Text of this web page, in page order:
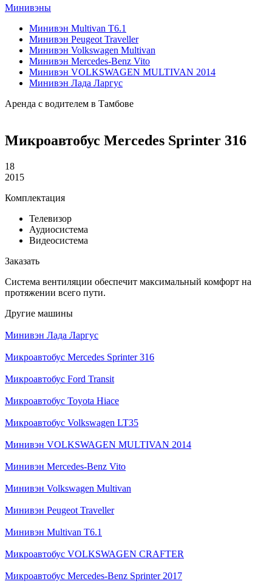
Минивэны
Минивэн Multivan Т6.1
Минивэн Peugeot Traveller
Минивэн Volkswagen Multivan
Минивэн Mercedes-Benz Vito
Минивэн VOLKSWAGEN MULTIVAN 2014
Минивэн Лада Ларгус
Аренда с водителем в Тамбове
Микроавтобус Mercedes Sprinter 316
18
2015
Комплектация
Телевизор
Аудиосистема
Видеосистема
Заказать
Система вентиляции обеспечит максимальный комфорт на
протяжении всего пути.
Другие машины
Минивэн Лада Ларгус
Микроавтобус Mercedes Sprinter 316
Микроавтобус Ford Transit
Микроавтобус Toyota Hiace
Микроавтобус Volkswagen LT35
Минивэн VOLKSWAGEN MULTIVAN 2014
Минивэн Mercedes-Benz Vito
Минивэн Volkswagen Multivan
Минивэн Peugeot Traveller
Минивэн Multivan Т6.1
Микроавтобус VOLKSWAGEN CRAFTER
Микроавтобус Mercedes-Benz Sprinter 2017